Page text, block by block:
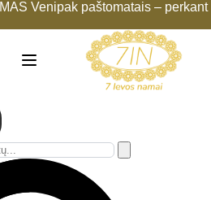
Venipak paštomatais – perkant